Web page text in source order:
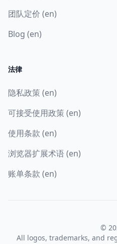
团队定价 (en)
Blog (en)
法律
隐私政策 (en)
可接受使用政策 (en)
使用条款 (en)
浏览器扩展术语 (en)
账单条款 (en)
©
All logos, trademarks, and